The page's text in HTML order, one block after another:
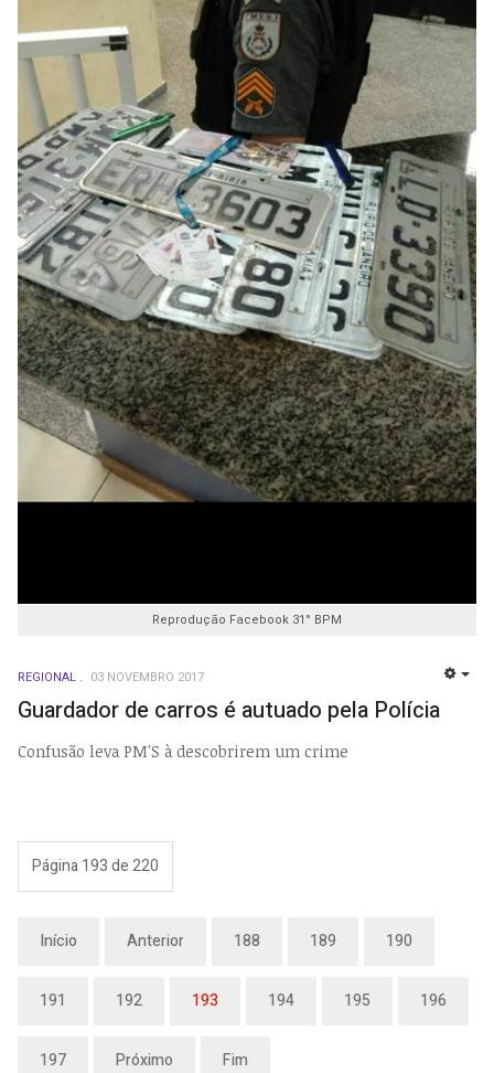
Reprodução Facebook 31° BPM
REGIONAL 03 NOVEMBRO 2017
Guardador de carros é autuado pela Polícia
Confusão leva PM'S à descobrirem um crime
Página 193 de 220
Início Anterior 188 189 190
191 192 193 194 195 196
197 Próximo Fim